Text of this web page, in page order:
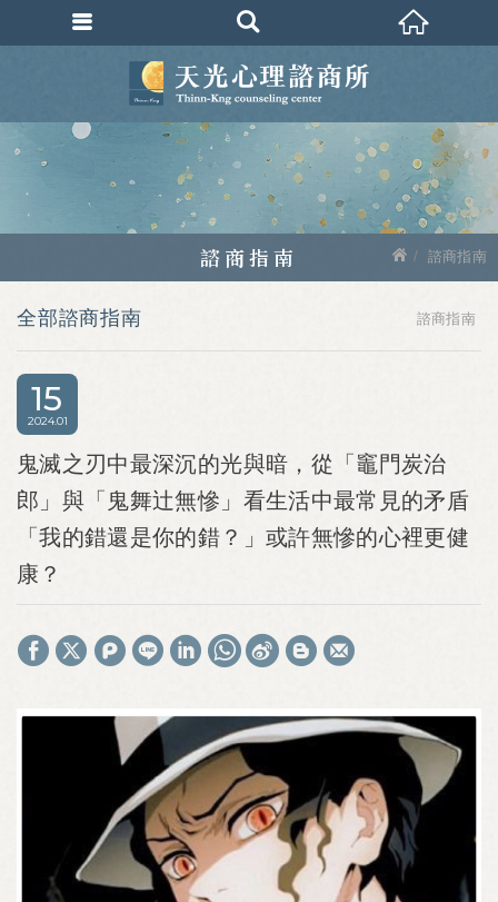
諮商指南 諮商指南
全部諮商指南 諮商指南
15
01
2024
鬼滅之刃中最深沉的光與暗，從「竈門炭治
郎」與「鬼舞辻無慘」看生活中最常見的矛盾
「我的錯還是你的錯？」或許無慘的心裡更健
康？